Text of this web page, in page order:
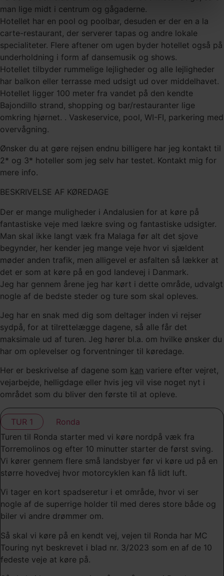
man lige midt i centrum og gågaderne.
Hotellet har en pool og poolbar, desuden er der en a la
carte-restaurant, der serverer tapas og andre lokale
specialiteter. Flere aftener om ugen byder hotellet også på
underholdning i form af dansemusik og shows.
Hotellet tilbyder rummelige lejligheder og alle lejligheder
har balkon eller terrasse med udsigt ud over middelhavet.
Hotellet ligger 100 meter fra vandet på den kendte
Bajondillo strand, shopping og bar/restauranter lige
omkring hjørnet. . Vaskeservice, pool, WI-FI, parkering med
overvågning.
Ønsker du at gøre rejsen endnu billigere har jeg kontakt til
2* og 3* hoteller som jeg selv har testet. Kontakt mig for
mere info.
BESKRIVELSE AF KØREDAGE
Der er mange muligheder i Andalusien for at køre på
fantastiske veje med lækre sving og fantastiske udsigter.
Man skal ikke langt væk fra Malaga før alt det sjove
begynder, her kender jeg mange veje hvor vi sjældent
møder anden trafik, men alligevel er asfalten så lækker at
det er som at køre på en god landevej i Danmark.
Jeg har gennem årene jeg har kørt i dette område, udvalgt
nogle af de bedste steder og ture som skal opleves.
Jeg har en snak med dig som deltager inden vi rejser
sydpå, for at tilrettelægge dagene, så alle får det
maksimale ud af turen. Jeg hører bl.a. om hvilke ønsker du
har om oplevelser og forventninger til køredage.
Her er beskrivelse af dagene som kan variere efter vejret,
vejarbejde, helligdage eller hvis jeg vil vise noget nyt i
området som du bliver den første til at opleve.
TUR 1
Ronda
Turen til Ronda starter med vi køre nordpå væk fra
Torremolinos og efter 10 minutter starter de først sving.
Vi kører gennem flere små landsbyer før vi køre ud på en
større hovedvej hvor motorcyklen kan få lidt luft.
Vi tager en kort spadseretur i et område, hvor vi ser
nogle af de superrige holder til med deres store både og
biler vi andre drømmer om.
Så skal vi køre på en kendt vej, vejen til Ronda har MC
Touring nyt beskrevet i blad nr. 3/2023 som en af de 10
fedeste veje at køre på.